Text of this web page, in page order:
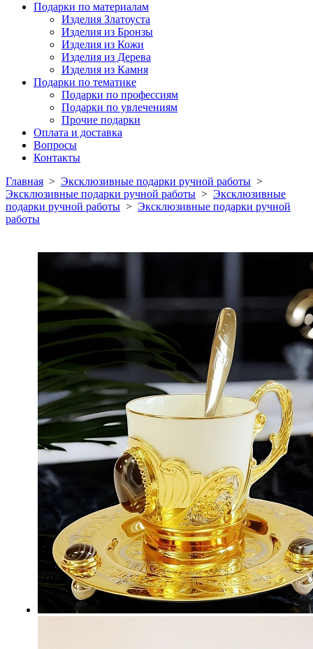
Подарки по материалам
Изделия Златоуста
Изделия из Бронзы
Изделия из Кожи
Изделия из Дерева
Изделия из Камня
Подарки по тематике
Подарки по профессиям
Подарки по увлечениям
Прочие подарки
Оплата и доставка
Вопросы
Контакты
Главная > Эксклюзивные подарки ручной работы >
Эксклюзивные подарки ручной работы > Эксклюзивные
подарки ручной работы > Эксклюзивные подарки ручной
работы